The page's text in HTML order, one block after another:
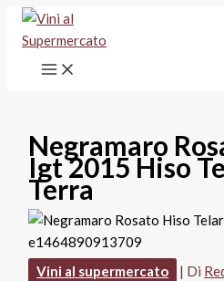
Vai
contenuto
Negramaro
Igt 2015 Hiso
Terra
Vini al supermercato | Di